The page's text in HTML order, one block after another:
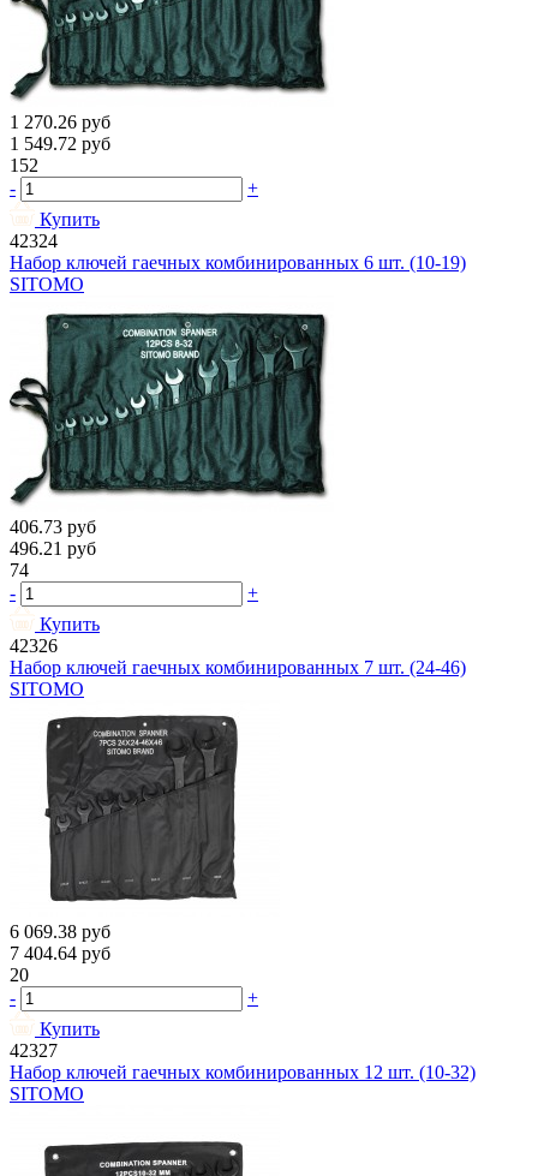
1 270.26 руб
1 549.72 руб
152
-
+
Купить
42324
Набор ключей гаечных комбинированных 6 шт. (10-19)
SITOMO
406.73 руб
496.21 руб
74
-
+
Купить
42326
Набор ключей гаечных комбинированных 7 шт. (24-46)
SITOMO
6 069.38 руб
7 404.64 руб
20
-
+
Купить
42327
Набор ключей гаечных комбинированных 12 шт. (10-32)
SITOMO